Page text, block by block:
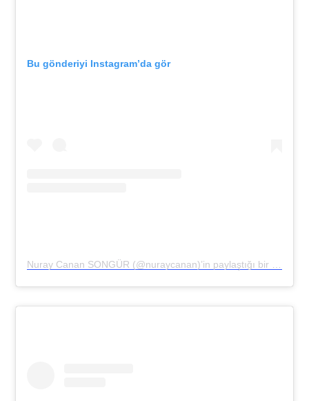
Bu gönderiyi Instagram’da gör
Nuray Canan SONGÜR (@nuraycanan)’in paylaştığı bir gönderi